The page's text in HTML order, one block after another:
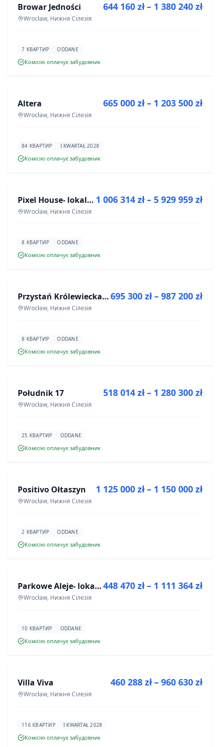
ІНВЕСТИЦІЯ
Browar Jedności
Wrocław, Нижня Сілезія
644 160 zł – 1 380 240 zł
7 КВАРТИР ODDANE
Комісію оплачує забудовник
ІНВЕСТИЦІЯ
Altera
Wrocław, Нижня Сілезія
665 000 zł – 1 203 500 zł
84 КВАРТИР I KWARTAŁ 2028
Комісію оплачує забудовник
ІНВЕСТИЦІЯ Pixel House- lokale użytkowe
Wrocław, Нижня Сілезія
1 006 314 zł – 5 929 959 zł
8 КВАРТИР ODDANE
Комісію оплачує забудовник
ІНВЕСТИЦІЯ Przystań Królewiecka III
Wrocław, Нижня Сілезія
695 300 zł – 987 200 zł
8 КВАРТИР ODDANE
Комісію оплачує забудовник
ІНВЕСТИЦІЯ
Południk 17
Wrocław, Нижня Сілезія
518 014 zł – 1 280 300 zł
25 КВАРТИР ODDANE
Комісію оплачує забудовник
ІНВЕСТИЦІЯ
Positivo Ołtaszyn
Wrocław, Нижня Сілезія
1 125 000 zł – 1 150 000 zł
2 КВАРТИР ODDANE
Комісію оплачує забудовник
ІНВЕСТИЦІЯ Parkowe Aleje- lokale usługowe
Wrocław, Нижня Сілезія
448 470 zł – 1 111 364 zł
10 КВАРТИР ODDANE
Комісію оплачує забудовник
ІНВЕСТИЦІЯ
Villa Viva
Wrocław, Нижня Сілезія
460 288 zł – 960 630 zł
116 КВАРТИР I KWARTAŁ 2028
Комісію оплачує забудовник